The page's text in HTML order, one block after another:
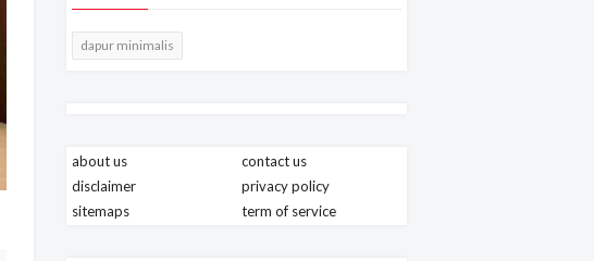
dapur minimalis
about us
contact us
disclaimer
privacy policy
sitemaps
term of service